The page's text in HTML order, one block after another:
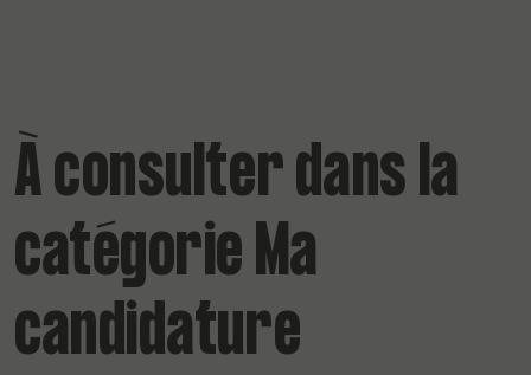
À consulter dans la
catégorie Ma
candidature